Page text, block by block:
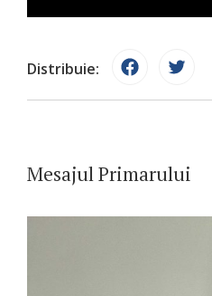
Distribuie:
Mesajul Primarului